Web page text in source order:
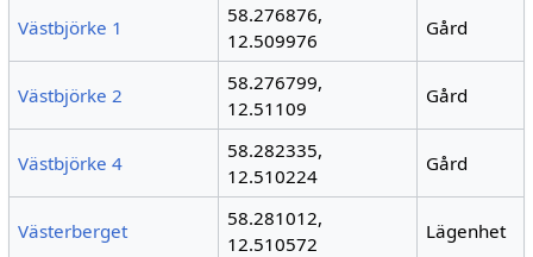
Västbjörke 1
58.276876,
12.509976
Gård
Västbjörke 2
58.276799,
12.51109
Gård
Västbjörke 4
58.282335,
12.510224
Gård
Västerberget
58.281012,
12.510572
Lägenhet